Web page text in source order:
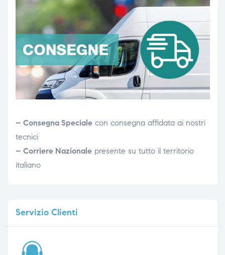
– Consegna Specialecon consegna affidata ai nostri
tecnici
– Corriere Nazionalepresente su tutto il territorio
italiano
ServizioClienti